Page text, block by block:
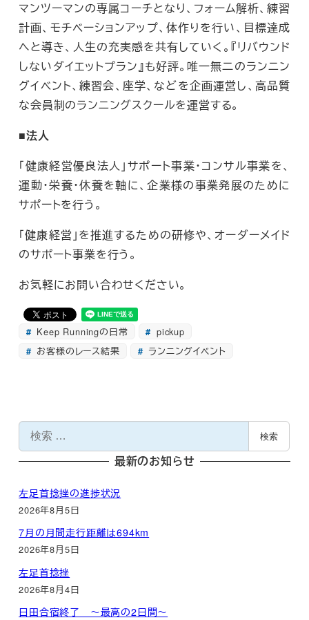
マンツーマンの専属コーチとなり、フォーム解析、練習
計画、モチベーションアップ、体作りを行い、目標達成
へと導き、人生の充実感を共有していく。『リバウンド
しないダイエットプラン』も好評。唯一無二のランニン
グイベント、練習会、座学、などを企画運営し、高品質
な会員制のランニングスクールを運営する。
■法人
「健康経営優良法人」サポート事業・コンサル事業を、
運動・栄養・休養を軸に、企業様の事業発展のために
サポートを行う。
「健康経営」を推進するための研修や、オーダーメイド
のサポート事業を行う。
お気軽にお問い合わせください。
Keep Runningの日常
pickup
お客様のレース結果
ランニングイベント
索
検索
最新のお知らせ
左足首捻挫の進捗状況
2026年8月5日
7月の月間走行距離は694km
2026年8月5日
左足首捻挫
2026年8月4日
日田合宿終了 ～最高の2日間～